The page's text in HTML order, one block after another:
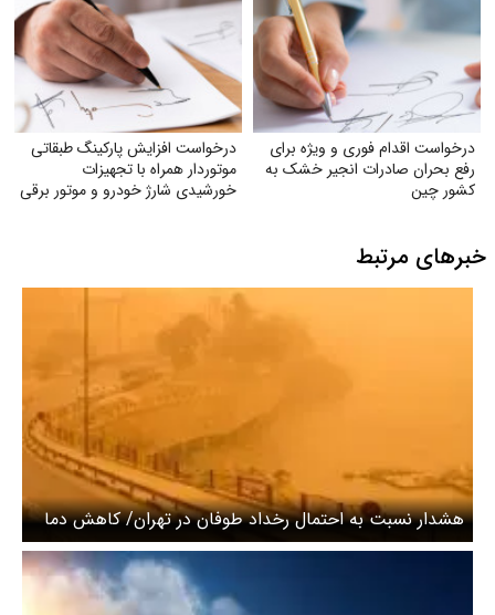
درخواست اقدام فوری و ویژه برای
رفع بحران صادرات انجیر خشک به
کشور چین
درخواست افزایش پارکینگ طبقاتی
موتوردار همراه با تجهیزات
خورشیدی شارژ خودرو و موتور برقی
خبرهای مرتبط
هشدار نسبت به احتمال رخداد طوفان در تهران/ کاهش دما
تا ۶ درجه